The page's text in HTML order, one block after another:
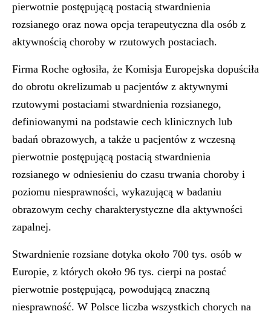
pierwotnie postępującą postacią stwardnienia
rozsianego oraz nowa opcja terapeutyczna dla osób z
aktywnością choroby w rzutowych postaciach.
Firma Roche ogłosiła, że Komisja Europejska dopuściła
do obrotu okrelizumab u pacjentów z aktywnymi
rzutowymi postaciami stwardnienia rozsianego,
definiowanymi na podstawie cech klinicznych lub
badań obrazowych, a także u pacjentów z wczesną
pierwotnie postępującą postacią stwardnienia
rozsianego w odniesieniu do czasu trwania choroby i
poziomu niesprawności, wykazującą w badaniu
obrazowym cechy charakterystyczne dla aktywności
zapalnej.
Stwardnienie rozsiane dotyka około 700 tys. osób w
Europie, z których około 96 tys. cierpi na postać
pierwotnie postępującą, powodującą znaczną
niesprawność. W Polsce liczba wszystkich chorych na